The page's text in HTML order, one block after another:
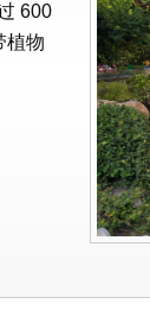
600
植物